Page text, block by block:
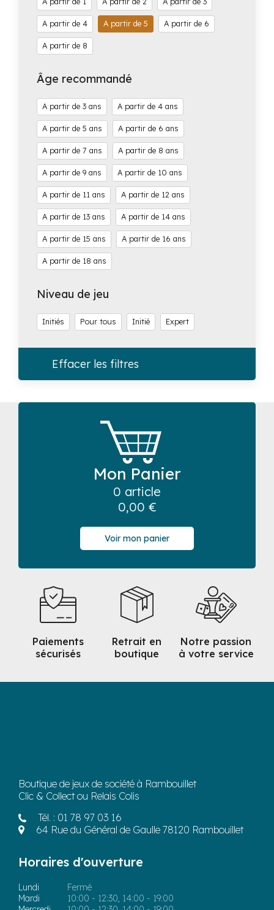
4 5 6
8
Âge recommandé
3 4
5 6
7 8
9 10
11 12
13 14
15 16
18
Niveau de jeu
Initiés Pour tous Initié Expert
Effacer les filtres
Mon Panier
0 article
0,00 €
Voir mon panier
Paiements
sécurisés
Retrait en
boutique
Notre passion
à votre service
Boutique de jeux de société à Rambouillet
Clic & Collect ou Relais Colis
Tél. : 01 78 97 03 16
64 Rue du Général de Gaulle 78120 Rambouillet
Horaires d'ouverture
Lundi
Fermé
Mardi
10:00 - 12:30, 14:00 - 19:00